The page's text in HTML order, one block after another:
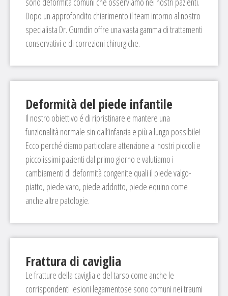
Dopo un approfondito chiarimento il team intorno al nostro
specialista Dr. Gurndin offre una vasta gamma di trattamenti
conservativi e di correzioni chirurgiche.
Deformità del piede infantile
Il nostro obiettivo é di ripristinare e mantere una
funzionalità normale sin dall’infanzia e più a lungo possibile!
Ecco perché diamo particolare attenzione ai nostri piccoli e
piccolissimi pazienti dal primo giorno e valutiamo i
cambiamenti di deformità congenite quali il piede valgo-
piatto, piede varo, piede addotto, piede equino come
anche altre patologie.
Frattura di caviglia
Le fratture della caviglia e del tarso come anche le
corrispondenti lesioni legamentose sono comuni nei traumi